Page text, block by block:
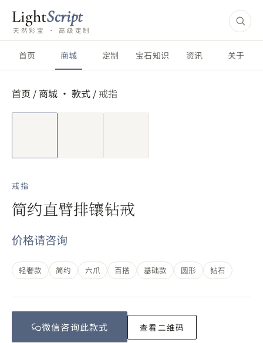
LightScript
天然彩宝 · 高级定制
首页 商城 定制 宝石知识 资讯 关于
首页 / 商城 · 款式 / 戒指
短视频
戒指
简约直臂排镶钻戒
价格请咨询
轻奢款 简约 六爪 百搭 基础款 圆形 钻石
微信咨询此款式 查看二维码